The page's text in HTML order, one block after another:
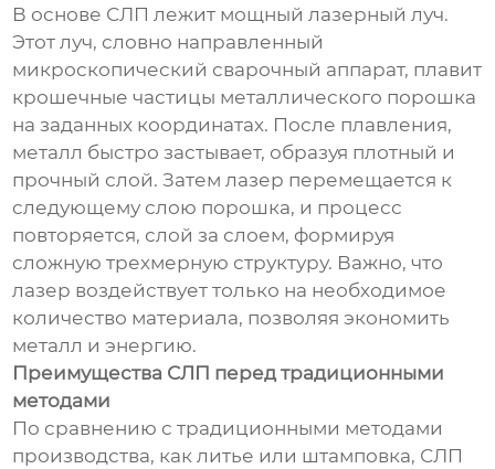
В основе СЛП лежит мощный лазерный луч.
Этот луч, словно направленный
микроскопический сварочный аппарат, плавит
крошечные частицы металлического порошка
на заданных координатах. После плавления,
металл быстро застывает, образуя плотный и
прочный слой. Затем лазер перемещается к
следующему слою порошка, и процесс
повторяется, слой за слоем, формируя
сложную трехмерную структуру. Важно, что
лазер воздействует только на необходимое
количество материала, позволяя экономить
металл и энергию.
Преимущества СЛП перед традиционными
методами
По сравнению с традиционными методами
производства, как литье или штамповка, СЛП